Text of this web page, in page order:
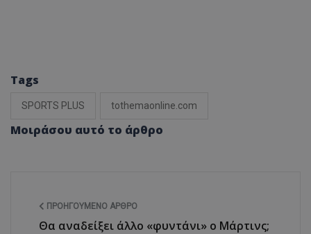
Tags
SPORTS PLUS tothemaonline.com
Μοιράσου αυτό το άρθρο
ΠΡΟΗΓΟΎΜΕΝΟ ΆΡΘΡΟ
Θα αναδείξει άλλο «φυντάνι» ο Μάρτινς;